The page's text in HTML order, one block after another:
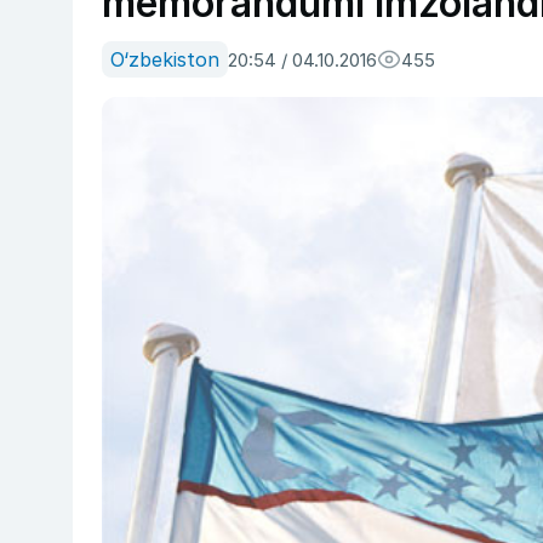
O‘zbekiston 20:54 / 04.10.2016 455